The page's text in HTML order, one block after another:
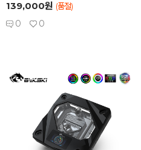
139,000원 (품절)
0 0